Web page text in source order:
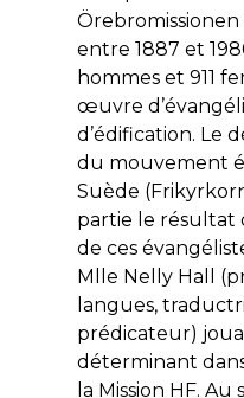
Örebromissionen
entre 1887 et
hommes et 911
œuvre
d’édification. Le
du mouvement
Suède
partie le résultat
de ces
Mlle Nelly Hall
langues,
prédicateur)
déterminant
la Mission HF. Au